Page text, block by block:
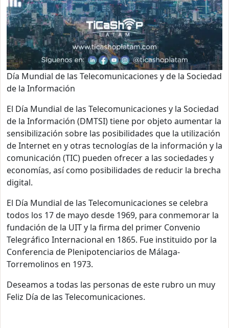
Día Mundial de las Telecomunicaciones y de la Sociedad
de la Información
El Día Mundial de las Telecomunicaciones y la Sociedad
de la Información (DMTSI) tiene por objeto aumentar la
sensibilización sobre las posibilidades que la utilización
de Internet en y otras tecnologías de la información y la
comunicación (TIC) pueden ofrecer a las sociedades y
economías, así como posibilidades de reducir la brecha
digital.
El Día Mundial de las Telecomunicaciones se celebra
todos los 17 de mayo desde 1969, para conmemorar la
fundación de la UIT y la firma del primer Convenio
Telegráfico Internacional en 1865. Fue instituido por la
Conferencia de Plenipotenciarios de Málaga-
Torremolinos en 1973.
Deseamos a todas las personas de este rubro un muy
Feliz Día de las Telecomunicaciones.